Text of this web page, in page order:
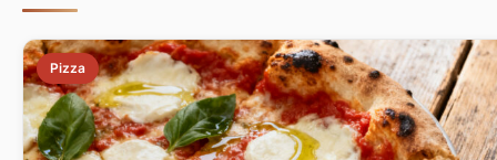
Pizza